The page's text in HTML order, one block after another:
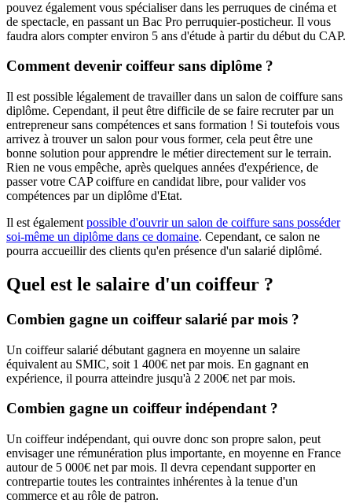
pouvez également vous spécialiser dans les perruques de cinéma et
de spectacle, en passant un Bac Pro perruquier-posticheur. Il vous
faudra alors compter environ 5 ans d'étude à partir du début du CAP.
Comment devenir coiffeur sans diplôme ?
Il est possible légalement de travailler dans un salon de coiffure sans
diplôme. Cependant, il peut être difficile de se faire recruter par un
entrepreneur sans compétences et sans formation ! Si toutefois vous
arrivez à trouver un salon pour vous former, cela peut être une
bonne solution pour apprendre le métier directement sur le terrain.
Rien ne vous empêche, après quelques années d'expérience, de
passer votre CAP coiffure en candidat libre, pour valider vos
compétences par un diplôme d'Etat.
Il est également possible d'ouvrir un salon de coiffure sans posséder
soi-même un diplôme dans ce domaine. Cependant, ce salon ne
pourra accueillir des clients qu'en présence d'un salarié diplômé.
Quel est le salaire d'un coiffeur ?
Combien gagne un coiffeur salarié par mois ?
Un coiffeur salarié débutant gagnera en moyenne un salaire
équivalent au SMIC, soit 1 400€ net par mois. En gagnant en
expérience, il pourra atteindre jusqu'à 2 200€ net par mois.
Combien gagne un coiffeur indépendant ?
Un coiffeur indépendant, qui ouvre donc son propre salon, peut
envisager une rémunération plus importante, en moyenne en France
autour de 5 000€ net par mois. Il devra cependant supporter en
contrepartie toutes les contraintes inhérentes à la tenue d'un
commerce et au rôle de patron.